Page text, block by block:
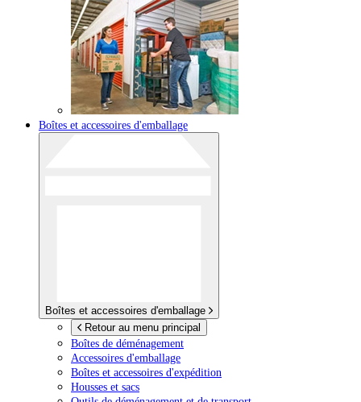
Boîtes et accessoires d'emballage
Boîtes et accessoires d'emballage
Retour au menu principal
Boîtes de déménagement
Accessoires d'emballage
Boîtes et accessoires d'expédition
Housses et sacs